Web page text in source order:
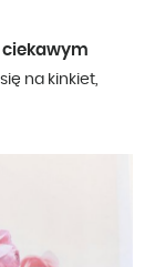
ciekawym
na kinkiet,